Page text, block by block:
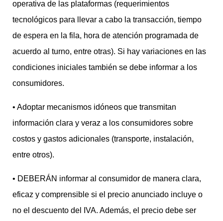
operativa de las plataformas (requerimientos
tecnológicos para llevar a cabo la transacción, tiempo
de espera en la fila, hora de atención programada de
acuerdo al turno, entre otras). Si hay variaciones en las
condiciones iniciales también se debe informar a los
consumidores.
• Adoptar mecanismos idóneos que transmitan
información clara y veraz a los consumidores sobre
costos y gastos adicionales (transporte, instalación,
entre otros).
• DEBERÁN informar al consumidor de manera clara,
eficaz y comprensible si el precio anunciado incluye o
no el descuento del IVA. Además, el precio debe ser